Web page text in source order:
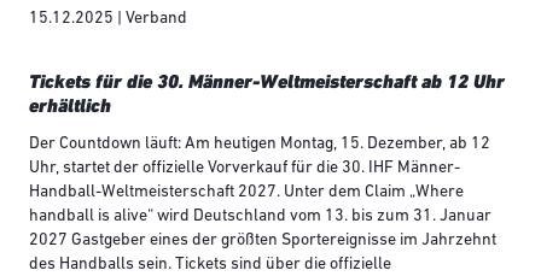
15.12.2025 | Verband
Tickets für die 30. Männer-Weltmeisterschaft ab 12 Uhr
erhältlich
Der Countdown läuft: Am heutigen Montag, 15. Dezember, ab 12
Uhr, startet der offizielle Vorverkauf für die 30. IHF Männer-
Handball-Weltmeisterschaft 2027. Unter dem Claim „Where
handball is alive“ wird Deutschland vom 13. bis zum 31. Januar
2027 Gastgeber eines der größten Sportereignisse im Jahrzehnt
des Handballs sein. Tickets sind über die offizielle